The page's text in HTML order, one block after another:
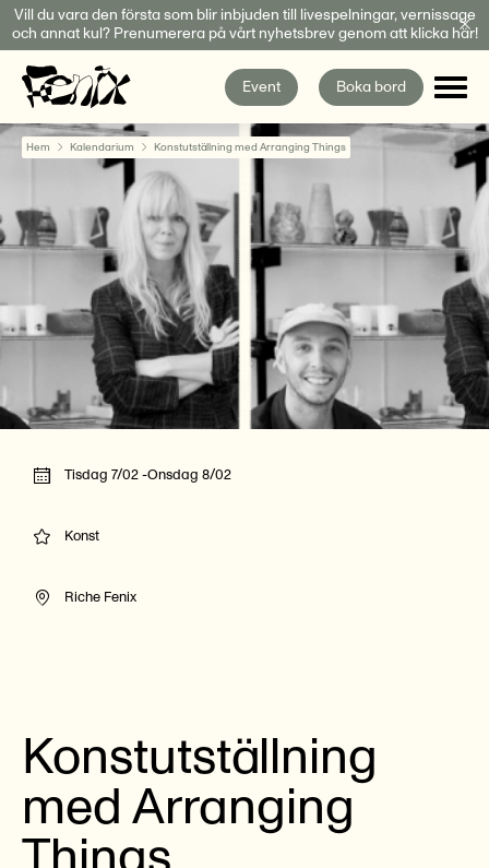
Fortsätt
till
innehållet
Vill du vara den första som blir inbjuden till livespelningar, vernissage
och annat kul? Prenumerera på vårt nyhetsbrev genom att klicka här!
Event Boka bord
Hem Kalendarium Konstutställning med Arranging Things
Konstutställning
med Arranging
Tisdag 7/02 -Onsdag 8/02
Konst
Riche Fenix